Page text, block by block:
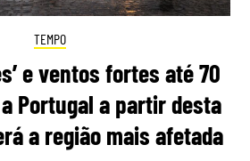
TEMPO
e ventos fortes até 70
Portugal a partir desta
a região mais afetada